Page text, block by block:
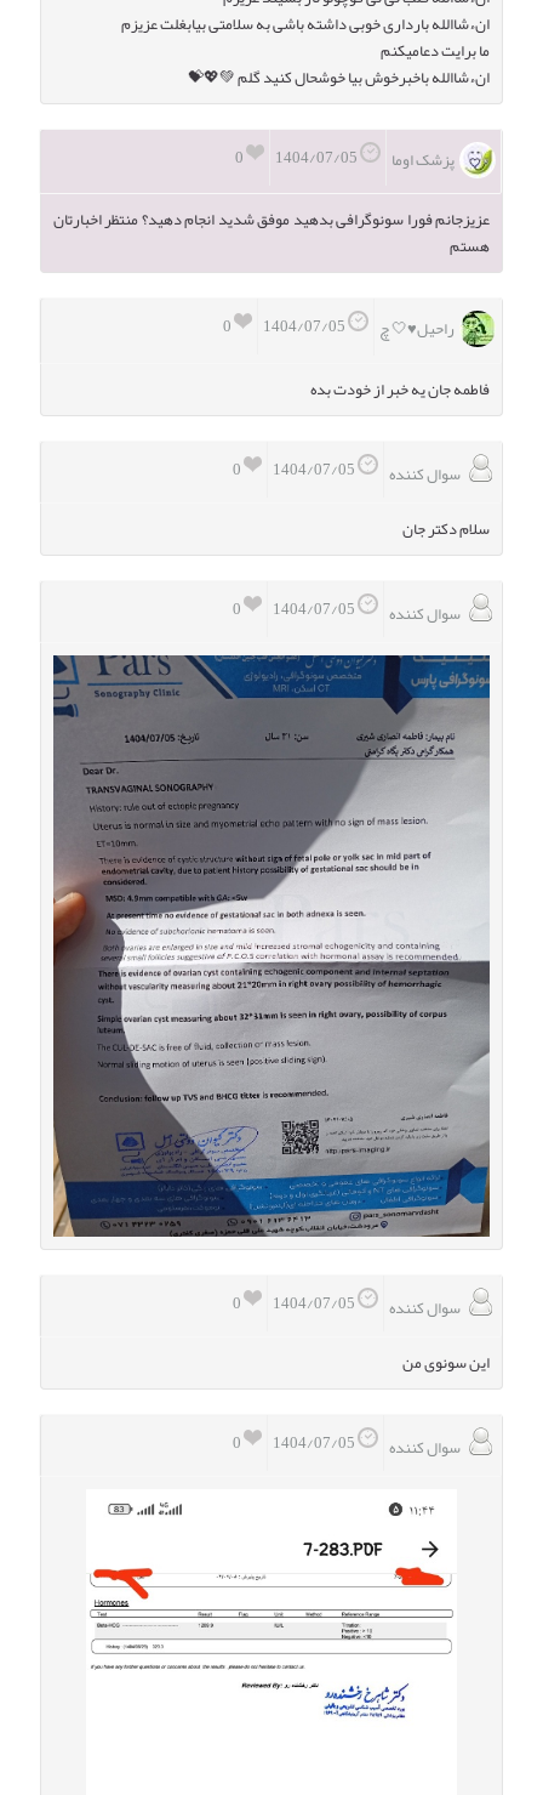
انءشاالله بارداری خوبی داشته باشی به سلامتی بیابغلت عزیزم
ما برایت دعامیکنم
انءشاالله باخبرخوش بیا خوشحال کنید گلم 💚💖💝
0
پزشک اوما
عزیزجانم فورا سونوگرافی بدهید موفق شدید انجام دهید؟ منتظر اخبارتان
هستم
0
راحیل♥️🤍 چ
فاطمه جان یه خبر از خودت بده
0
سوال کننده
سلام دکتر جان
0 سوال کننده
0
سوال کننده
این سونوی من
0 سوال کننده